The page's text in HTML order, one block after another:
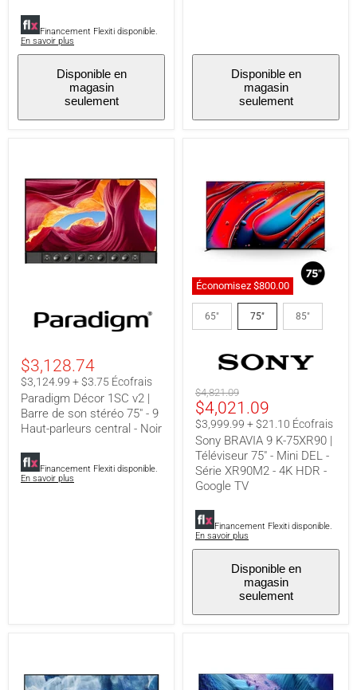
Financement Flexiti disponible.
En savoir plus
Disponible en
magasin
seulement
Disponible en
magasin
seulement
Décor
1SC
Barre
de
son
stéréo
75"
Haut-
parleurs
central
$3,128.74
$3,124.99 + $3.75 Écofrais
Paradigm Décor 1SC v2 |
Barre de son stéréo 75" - 9
Haut-parleurs central - Noir
Financement Flexiti disponible.
En savoir plus
Économisez $800.00
Sony
BRAVIA
9
75XR90
75"
Mini
DEL
Série
XR90M2
4K
Google
TV
65" 75" 85"
Prix
original
$4,821.09
Prix
actuel
$4,021.09
$3,999.99 + $21.10 Écofrais
Sony BRAVIA 9 K-75XR90 |
Téléviseur 75" - Mini DEL -
Série XR90M2 - 4K HDR -
Google TV
Financement Flexiti disponible.
En savoir plus
Disponible en
magasin
seulement